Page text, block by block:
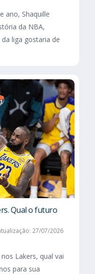
ano, Shaquille
da NBA,
liga gostaria de
Qual o futuro
27/07/2026
Lakers, qual vai
para sua